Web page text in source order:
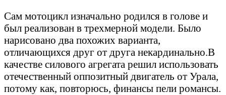
Сам мотоцикл изначально родился в голове и
был реализован в трехмерной модели. Было
нарисовано два похожих варианта,
отличающихся друг от друга некардинально.В
качестве силового агрегата решил использовать
отечественный оппозитный двигатель от Урала,
потому как, повторюсь, финансы пели романсы.